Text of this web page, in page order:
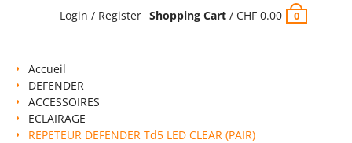
Login / Register Shopping Cart/ CHF0.00 0
Accueil
DEFENDER
ACCESSOIRES
ECLAIRAGE
REPETEUR DEFENDER Td5 LED CLEAR (PAIR)